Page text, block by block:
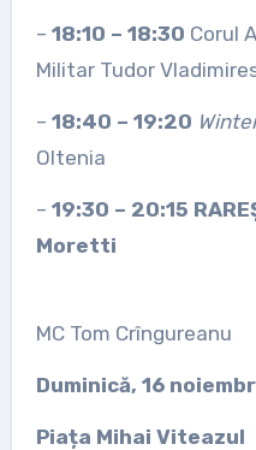
– 18:10 – 18:30 Corul
Militar Tudor
– 18:40 – 19:20
Oltenia
– 19:30 – 20:15
Moretti
MC Tom Crîngureanu
Duminică, 16
Piața Mihai Viteazul